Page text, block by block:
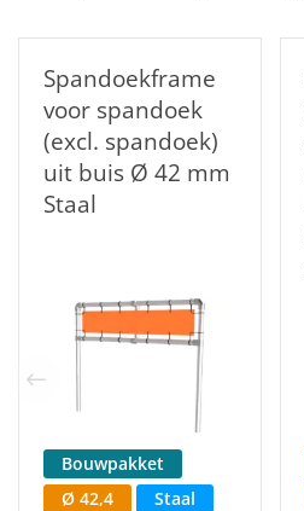
Spandoekframe
voor spandoek
(excl. spandoek)
uit buis Ø 42 mm
Staal
Bouwpakket
Ø 42,4
Staal